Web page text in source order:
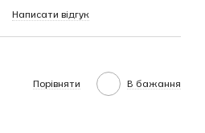
Написати відгук
Порівняти В бажання